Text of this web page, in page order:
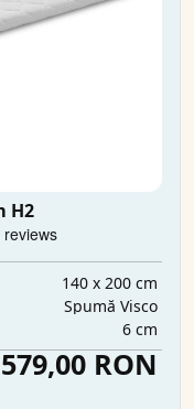
H2
140 x 200 cm
Spumă Visco
6 cm
579,00 RON